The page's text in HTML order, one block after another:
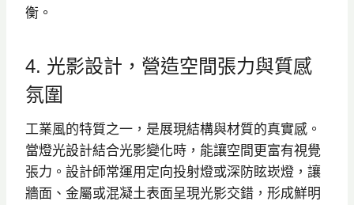
衡。
4. 光影設計，營造空間張力與質感
氛圍
工業風的特質之一，是展現結構與材質的真實感。
當燈光設計結合光影變化時，能讓空間更富有視覺
張力。設計師常運用定向投射燈或深防眩崁燈，讓
牆面、金屬或混凝土表面呈現光影交錯，形成鮮明